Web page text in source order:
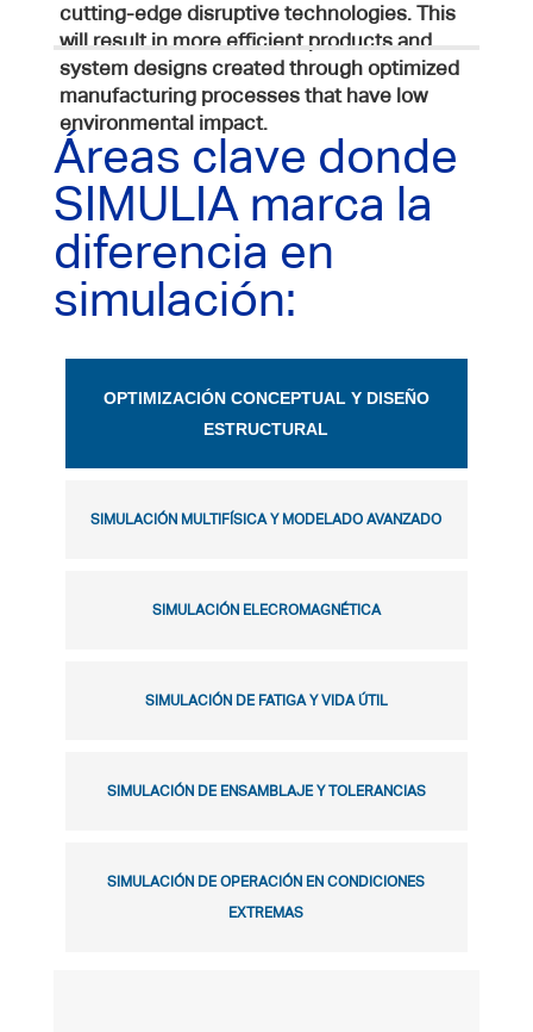
cutting-edge disruptive technologies. This
will result in more efficient products and
system designs created through optimized
manufacturing processes that have low
environmental impact.
Áreas clave donde
SIMULIA marca la
diferencia en
simulación:
OPTIMIZACIÓN CONCEPTUAL Y DISEÑO
ESTRUCTURAL
SIMULACIÓN MULTIFÍSICA Y MODELADO AVANZADO
SIMULACIÓN ELECROMAGNÉTICA
SIMULACIÓN DE FATIGA Y VIDA ÚTIL
SIMULACIÓN DE ENSAMBLAJE Y TOLERANCIAS
SIMULACIÓN DE OPERACIÓN EN CONDICIONES
EXTREMAS